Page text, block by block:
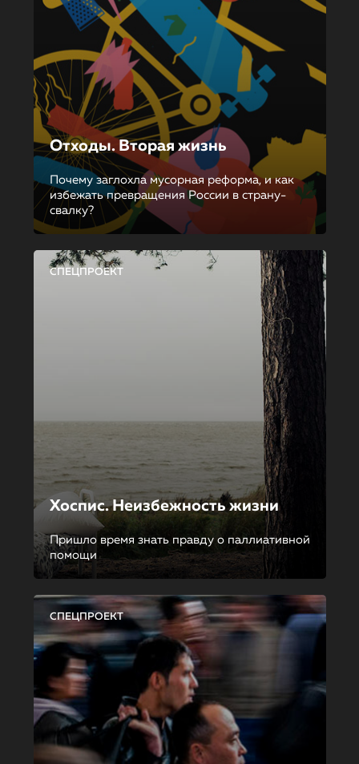
Отходы. Вторая жизнь
Почему заглохла мусорная реформа, и как
избежать превращения России в страну-
свалку?
СПЕЦПРОЕКТ
Хоспис. Неизбежность жизни
Пришло время знать правду о паллиативной
помощи
СПЕЦПРОЕКТ